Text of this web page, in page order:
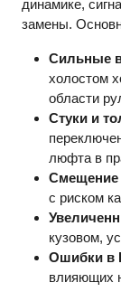
динамике,
замены.
Сильные
холостом
области
Стуки и
люфта в
Смещение
с риском
кузовом,
Ошибки в
влияющих